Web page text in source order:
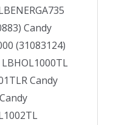
Candy
(31083124)
Candy